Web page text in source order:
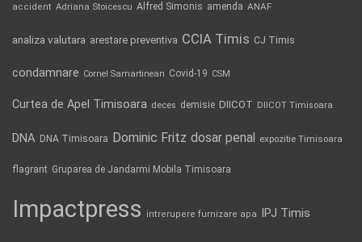
accident Adriana Stoicescu Alfred Simonis amenda ANAF
analiza valutara arestare preventiva CCIA Timis CJ Timis
condamnare Cornel Samartinean Covid-19 CSM
Curtea de Apel Timisoara deces demisie DIICOT DIICOT Timisoara
DNA DNA Timisoara Dominic Fritz dosar penal expozitie Timisoara
flagrant Gruparea de Jandarmi Mobila Timisoara
Impactpress intrerupere furnizare apa IPJ Timis